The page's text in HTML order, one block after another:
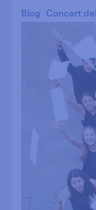
Blog Concert